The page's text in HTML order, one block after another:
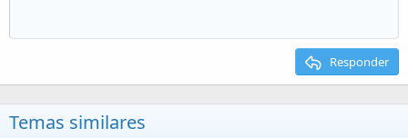
Responder
Temas similares